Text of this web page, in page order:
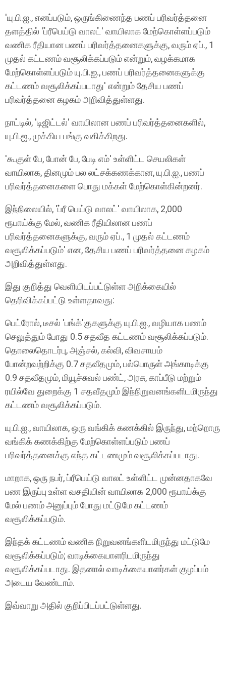
'யு.பி.ஐ., எனப்படும், ஒருங்கிணைந்த பணப் பரிவர்த்தனை
தளத்தில் 'ப்ரீபெய்டு வாலட்' வாயிலாக மேற்கொள்ளப்படும்
வணிக ரீதியான பணப் பரிவர்த்தனைகளுக்கு, வரும் ஏப்., 1
முதல் கட்டணம் வசூலிக்கப்படும் என்றும், வழக்கமாக
மேற்கொள்ளப்படும் யு.பி.ஐ., பணப் பரிவர்த்தனைகளுக்கு
கட்டணம் வசூலிக்கப்படாது' என்றும் தேசிய பணப்
பரிவர்த்தனை கழகம் அறிவித்துள்ளது.
நாட்டில், 'டிஜிட்டல்' வாயிலான பணப் பரிவர்த்தனைகளில்,
யு.பி.ஐ., முக்கிய பங்கு வகிக்கிறது.
'கூகுள் பே, போன் பே, பேடி எம்' உள்ளிட்ட செயலிகள்
வாயிலாக, தினமும் பல லட்சக்கணக்கான, யு.பி.ஐ., பணப்
பரிவர்த்தனைகளை பொது மக்கள் மேற்கொள்கின்றனர்.
இந்நிலையில், 'ப்ரீ பெய்டு வாலட்' வாயிலாக, 2,000
ரூபாய்க்கு மேல், வணிக ரீதியிலான பணப்
பரிவர்த்தனைகளுக்கு, வரும் ஏப்., 1 முதல் கட்டணம்
வசூலிக்கப்படும்' என, தேசிய பணப் பரிவர்த்தனை கழகம்
அறிவித்துள்ளது.
இது குறித்து வெளியிடப்பட்டுள்ள அறிக்கையில்
தெரிவிக்கப்பட்டு உள்ளதாவது:
பெட்ரோல், டீசல் 'பங்க்'குகளுக்கு யு.பி.ஐ., வழியாக பணம்
செலுத்தும் போது 0.5 சதவீத கட்டணம் வசூலிக்கப்படும்.
தொலைதொடர்பு, அஞ்சல், கல்வி, விவசாயம்
போன்றவற்றிக்கு 0.7 சதவீதமும், பல்பொருள் அங்காடிக்கு
0.9 சதவீதமும், மியூச்சுவல் பண்ட், அரசு, காப்பீடு மற்றும்
ரயில்வே துறைக்கு 1 சதவீதமும் இந்நிறுவனங்களிடமிருந்து
கட்டணம் வசூலிக்கப்படும்.
யு.பி.ஐ., வாயிலாக, ஒரு வங்கிக் கணக்கில் இருந்து, மற்றொரு
வங்கிக் கணக்கிற்கு மேற்கொள்ளப்படும் பணப்
பரிவர்த்தனைக்கு எந்த கட்டணமும் வசூலிக்கப்படாது.
மாறாக, ஒரு நபர், ப்ரீபெய்டு வாலட் உள்ளிட்ட முன்னதாகவே
பண இருப்பு உள்ள வசதியின் வாயிலாக 2,000 ரூபாய்க்கு
மேல் பணம் அனுப்பும் போது மட்டுமே கட்டணம்
வசூலிக்கப்படும்.
இந்தக் கட்டணம் வணிக நிறுவனங்களிடமிருந்து மட்டுமே
வசூலிக்கப்படும்; வாடிக்கையாளரிடமிருந்து
வசூலிக்கப்படாது. இதனால் வாடிக்கையாளர்கள் குழப்பம்
அடைய வேண்டாம்.
இவ்வாறு அதில் குறிப்பிடப்பட்டுள்ளது.